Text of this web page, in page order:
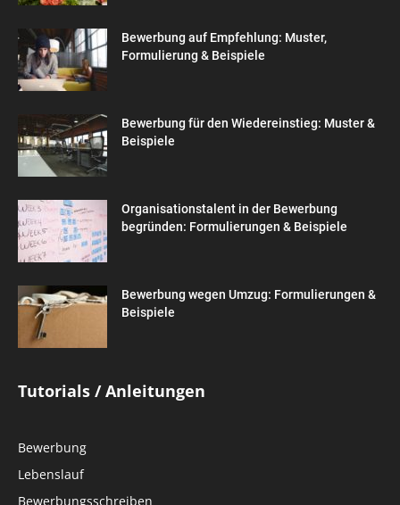
Bewerbung auf Empfehlung: Muster,
Formulierung & Beispiele
Bewerbung für den Wiedereinstieg: Muster &
Beispiele
Organisationstalent in der Bewerbung
begründen: Formulierungen & Beispiele
Bewerbung wegen Umzug: Formulierungen &
Beispiele
Tutorials / Anleitungen
Bewerbung
Lebenslauf
Bewerbungsschreiben